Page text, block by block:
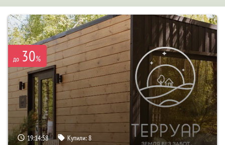
до 30%
19:14:56 Купили:8